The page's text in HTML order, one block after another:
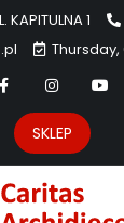
KAPITULNA 1
Thursday,
SKLEP